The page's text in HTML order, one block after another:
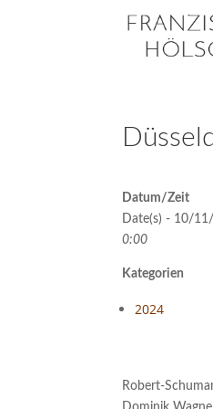
Datum/Zeit
Date(s) - 10/
0:00
Kategorien
2024
Robert-